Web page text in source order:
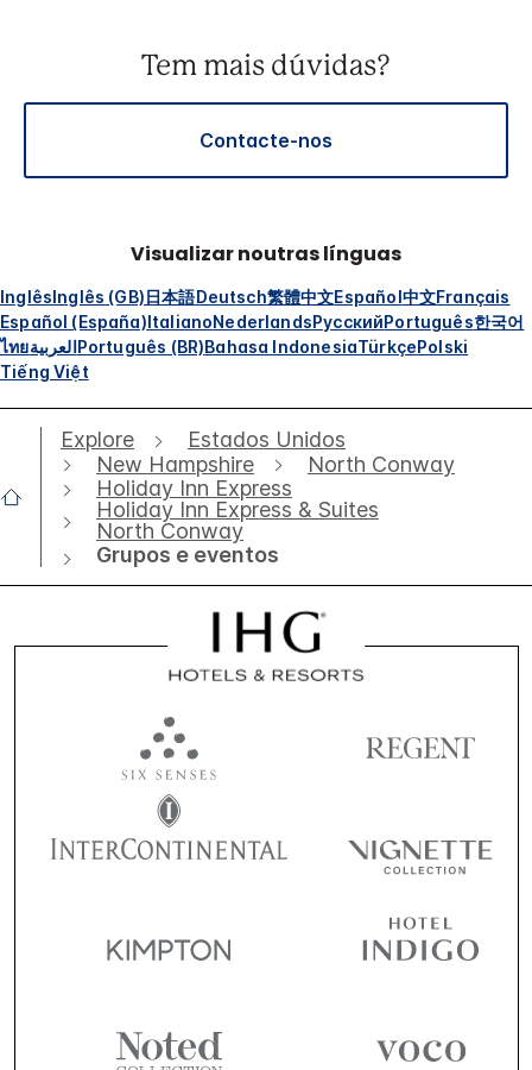
Tem mais dúvidas?
Contacte-nos
Visualizar noutras línguas
InglêsInglês (GB)日本語Deutsch繁體中文Español中文Français
Español (España)ItalianoNederlandsРусскийPortuguês한국어
ไทยالعربيةPortuguês (BR)Bahasa IndonesiaTürkçePolski
Tiếng Việt
Explore
Estados Unidos
New Hampshire
North Conway
Holiday Inn Express
Holiday Inn Express & Suites
North Conway
Grupos e eventos